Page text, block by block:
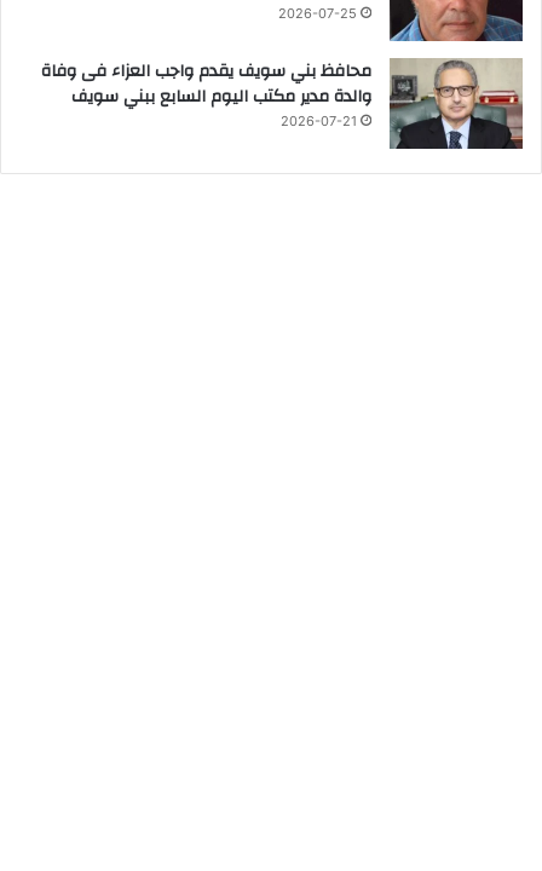
2026-07-25
محافظ بني سويف يقدم واجب العزاء فى وفاة
والدة مدير مكتب اليوم السابع ببني سويف
2026-07-21